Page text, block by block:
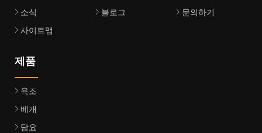
소식
블로그
문의하기
사이트맵
제품
욕조
베개
담요